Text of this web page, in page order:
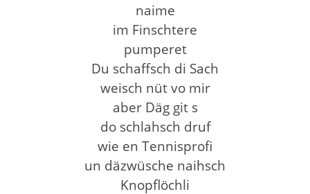
naime
im Finschtere
pumperet
Du schaffsch di Sach
weisch nüt vo mir
aber Däg git s
do schlahsch druf
wie en Tennisprofi
un däzwüsche naihsch
Knopflöchli